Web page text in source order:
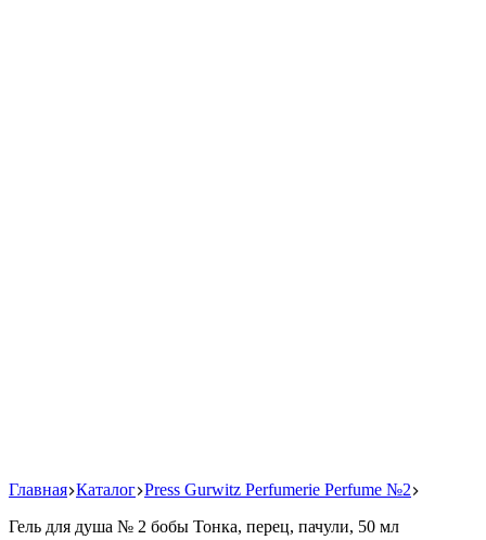
Главная Каталог Press Gurwitz Perfumerie Perfume №2
Гель для душа № 2 бобы Тонка, перец, пачули, 50 мл